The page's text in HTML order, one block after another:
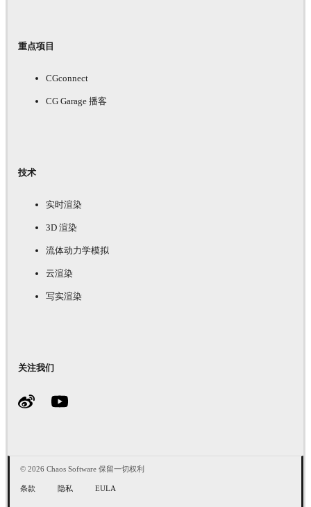
重点项目
CGconnect
CG Garage 播客
技术
实时渲染
3D 渲染
流体动力学模拟
云渲染
写实渲染
关注我们
© 2026 Chaos Software 保留一切权利
条款 隐私 EULA